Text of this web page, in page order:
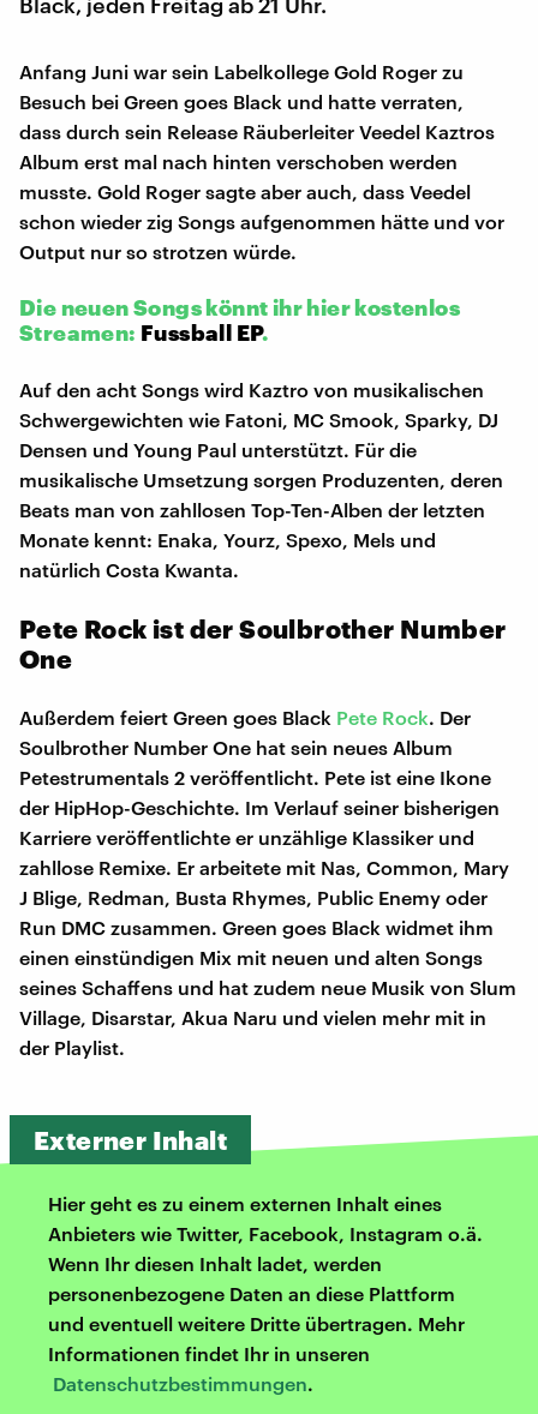
Black, jeden Freitag ab 21 Uhr.
Anfang Juni war sein Labelkollege Gold Roger zu
Besuch bei Green goes Black und hatte verraten,
dass durch sein Release Räuberleiter Veedel Kaztros
Album erst mal nach hinten verschoben werden
musste. Gold Roger sagte aber auch, dass Veedel
schon wieder zig Songs aufgenommen hätte und vor
Output nur so strotzen würde.
Die neuen Songs könnt ihr hier kostenlos
Streamen: Fussball EP.
Auf den acht Songs wird Kaztro von musikalischen
Schwergewichten wie Fatoni, MC Smook, Sparky, DJ
Densen und Young Paul unterstützt. Für die
musikalische Umsetzung sorgen Produzenten, deren
Beats man von zahllosen Top-Ten-Alben der letzten
Monate kennt: Enaka, Yourz, Spexo, Mels und
natürlich Costa Kwanta.
Pete Rock ist der Soulbrother Number
One
Außerdem feiert Green goes Black Pete Rock. Der
Soulbrother Number One hat sein neues Album
Petestrumentals 2 veröffentlicht. Pete ist eine Ikone
der HipHop-Geschichte. Im Verlauf seiner bisherigen
Karriere veröffentlichte er unzählige Klassiker und
zahllose Remixe. Er arbeitete mit Nas, Common, Mary
J Blige, Redman, Busta Rhymes, Public Enemy oder
Run DMC zusammen. Green goes Black widmet ihm
einen einstündigen Mix mit neuen und alten Songs
seines Schaffens und hat zudem neue Musik von Slum
Village, Disarstar, Akua Naru und vielen mehr mit in
der Playlist.
Externer Inhalt
Hier geht es zu einem externen Inhalt eines
Anbieters wie Twitter, Facebook, Instagram o.ä.
Wenn Ihr diesen Inhalt ladet, werden
personenbezogene Daten an diese Plattform
und eventuell weitere Dritte übertragen. Mehr
Informationen findet Ihr in unseren
Datenschutzbestimmungen.